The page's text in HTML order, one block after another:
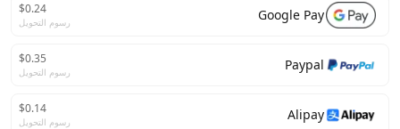
Google Pay
$0.24
رسوم التحويل
Paypal
$0.35
رسوم التحويل
Alipay
$0.14
رسوم التحويل